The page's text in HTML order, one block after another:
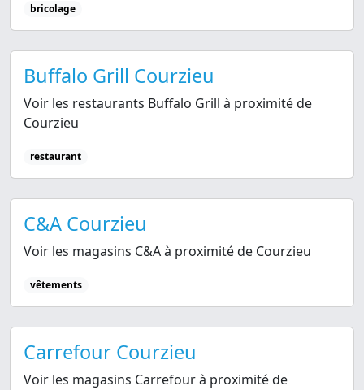
bricolage
Buffalo Grill Courzieu
Voir les restaurants Buffalo Grill à proximité de
Courzieu
restaurant
C&A Courzieu
Voir les magasins C&A à proximité de Courzieu
vêtements
Carrefour Courzieu
Voir les magasins Carrefour à proximité de